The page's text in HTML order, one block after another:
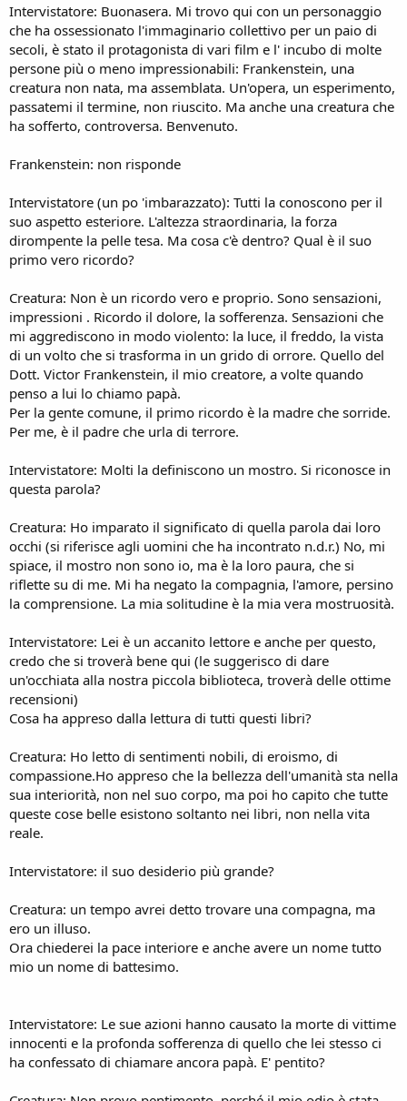
Intervistatore: Buonasera. Mi trovo qui con un personaggio
che ha ossessionato l'immaginario collettivo per un paio di
secoli, è stato il protagonista di vari film e l' incubo di molte
persone più o meno impressionabili: Frankenstein, una
creatura non nata, ma assemblata. Un'opera, un esperimento,
passatemi il termine, non riuscito. Ma anche una creatura che
ha sofferto, controversa. Benvenuto.
Frankenstein: non risponde
Intervistatore (un po 'imbarazzato): Tutti la conoscono per il
suo aspetto esteriore. L'altezza straordinaria, la forza
dirompente la pelle tesa. Ma cosa c'è dentro? Qual è il suo
primo vero ricordo?
Creatura: Non è un ricordo vero e proprio. Sono sensazioni,
impressioni . Ricordo il dolore, la sofferenza. Sensazioni che
mi aggrediscono in modo violento: la luce, il freddo, la vista
di un volto che si trasforma in un grido di orrore. Quello del
Dott. Victor Frankenstein, il mio creatore, a volte quando
penso a lui lo chiamo papà.
Per la gente comune, il primo ricordo è la madre che sorride.
Per me, è il padre che urla di terrore.
Intervistatore: Molti la definiscono un mostro. Si riconosce in
questa parola?
Creatura: Ho imparato il significato di quella parola dai loro
occhi (si riferisce agli uomini che ha incontrato n.d.r.) No, mi
spiace, il mostro non sono io, ma è la loro paura, che si
riflette su di me. Mi ha negato la compagnia, l'amore, persino
la comprensione. La mia solitudine è la mia vera mostruosità.
Intervistatore: Lei è un accanito lettore e anche per questo,
credo che si troverà bene qui (le suggerisco di dare
un'occhiata alla nostra piccola biblioteca, troverà delle ottime
recensioni)
Cosa ha appreso dalla lettura di tutti questi libri?
Creatura: Ho letto di sentimenti nobili, di eroismo, di
compassione.Ho appreso che la bellezza dell'umanità sta nella
sua interiorità, non nel suo corpo, ma poi ho capito che tutte
queste cose belle esistono soltanto nei libri, non nella vita
reale.
Intervistatore: il suo desiderio più grande?
Creatura: un tempo avrei detto trovare una compagna, ma
ero un illuso.
Ora chiederei la pace interiore e anche avere un nome tutto
mio un nome di battesimo.
Intervistatore: Le sue azioni hanno causato la morte di vittime
innocenti e la profonda sofferenza di quello che lei stesso ci
ha confessato di chiamare ancora papà. E' pentito?